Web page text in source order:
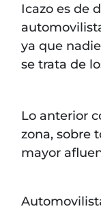
Icazo es de
ya que
se trata de
Lo anterior
zona, sobre
mayor